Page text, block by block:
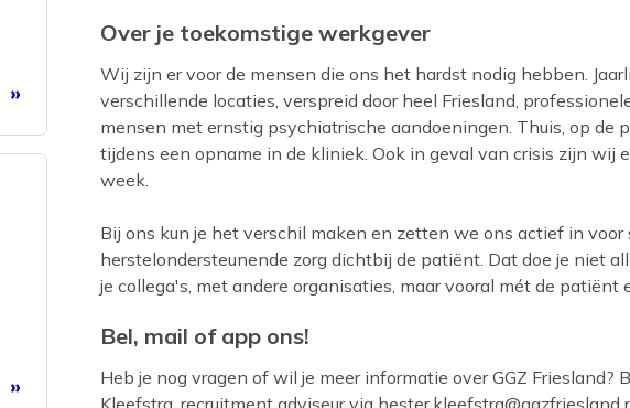
Over je toekomstige werkgever
Wij zijn er voor de mensen die ons het hardst nodig hebben.
verschillende locaties, verspreid door heel Friesland,
mensen met ernstig psychiatrische aandoeningen. Thuis, op de
tijdens een opname in de kliniek. Ook in geval van crisis zijn wij
week.
Bij ons kun je het verschil maken en zetten we ons actief in voor
herstelondersteunende zorg dichtbij de patiënt. Dat doe je niet
je collega's, met andere organisaties, maar vooral mét de patiënt
Bel, mail of app ons!
Heb je nog vragen of wil je meer informatie over GGZ Friesland?
Kleefstra, recruitment adviseur via